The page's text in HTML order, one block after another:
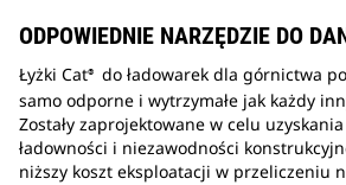
ODPOWIEDNIE NARZĘDZIE DO
Łyżki Cat® do ładowarek dla górnictwa
samo odporne i wytrzymałe jak każdy
Zostały zaprojektowane w celu
ładowności i niezawodności
niższy koszt eksploatacji w przeliczeniu